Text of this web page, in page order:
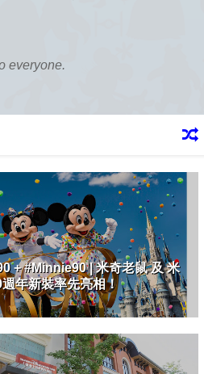
everyone.
+ #Minnie90 | 米奇老鼠 及 米
年新裝率先亮相！